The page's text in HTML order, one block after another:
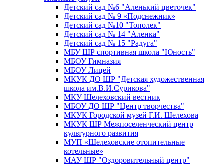
Детский сад №6 "Аленький цветочек"
Детский сад № 9 «Подснежник»
Детский сад №10 "Тополек"
Детский сад № 14 "Аленка"
Детский сад № 15 "Радуга"
МБУ ШР спортивная школа "Юность"
МБОУ Гимназия
МБОУ Лицей
МКУК ДО ШР "Детская художественная
школа им.В.И.Сурикова"
МКУ Шелеховский вестник
МБОУ ДО ШР "Центр творчества"
МКУК Городской музей Г.И. Шелехова
МКУК ШР Межпоселенческий центр
культурного развития
МУП «Шелеховские отопительные
котельные»
МАУ ШР "Оздоровительный центр"